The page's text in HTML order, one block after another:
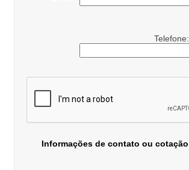
Telefone:
Informações de contato ou cotação